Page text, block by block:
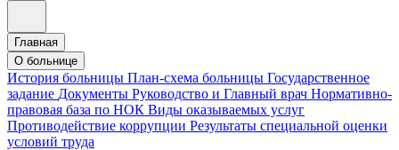
Главная
О больнице
История больницы План-схема больницы Государственное
задание Документы Руководство и Главный врач Нормативно-
правовая база по НОК Виды оказываемых услуг
Противодействие коррупции Результаты специальной оценки
условий труда